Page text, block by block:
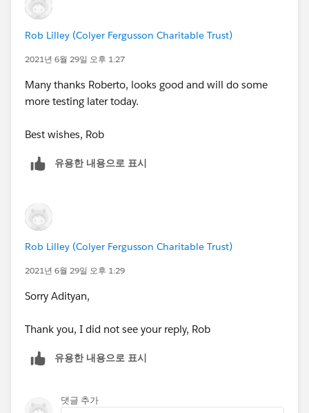
Rob Lilley (Colyer Fergusson Charitable Trust)
2021년 6월 29일 오후 1:27
Many thanks Roberto, looks good and will do some
more testing later today.
Best wishes, Rob
유용한 내용으로 표시
Rob Lilley (Colyer Fergusson Charitable Trust)
2021년 6월 29일 오후 1:29
Sorry Adityan,
Thank you, I did not see your reply, Rob
유용한 내용으로 표시
댓글 추가